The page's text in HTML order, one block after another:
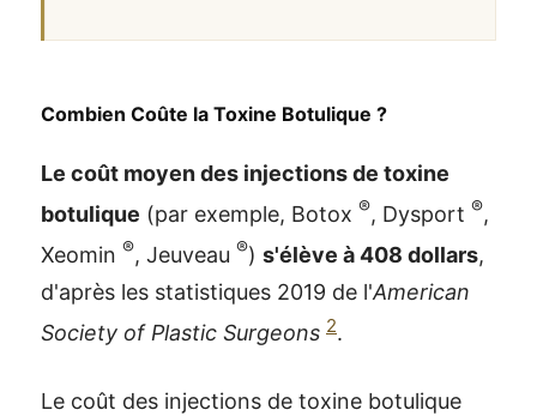
Combien Coûte la Toxine Botulique ?
Le coût moyen des injections de toxine
botulique (par exemple, Botox ®, Dysport ®,
Xeomin ®, Jeuveau ®) s'élève à 408 dollars,
d'après les statistiques 2019 de l'American
Society of Plastic Surgeons 2.
Le coût des injections de toxine botulique